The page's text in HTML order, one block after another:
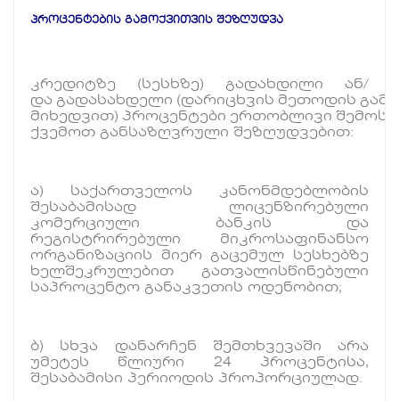
პროცენტების გამოქვითვის შეზღუდვა
კრედიტზე (სესხზე) გადახდილი ან/
და გადასახდელი (დარიცხვის მეთოდის
მიხედვით) პროცენტები ერთობლივი
ქვემოთ განსაზღვრული შეზღუდვებით:
ა) საქართველოს კანონმდებლობის
შესაბამისად ლიცენზირებული
კომერციული ბანკის და
რეგისტრირებული მიკროსაფინანსო
ორგანიზაციის მიერ გაცემულ სესხებზე
ხელშეკრულებით გათვალისწინებული
საპროცენტო განაკვეთის ოდენობით;
ბ) სხვა დანარჩენ შემთხვევაში არა
უმეტეს წლიური 24 პროცენტისა,
შესაბამისი პერიოდის პროპორციულად.